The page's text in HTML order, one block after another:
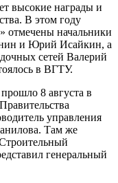
высокие награды и
В этом году
отмечены начальники
и Юрий Исайкин, а
сетей Валерий
в ВГТУ.
8 августа в
управления
. Там же
генеральный